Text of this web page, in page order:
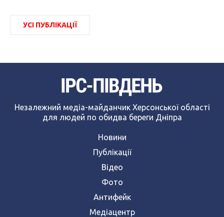
УСІ ПУБЛІКАЦІЇ
Незалежний медіа-майданчик Херсонської області
для людей по обидва береги Дніпра
Новини
Публікації
Відео
Фото
Антифейк
Медіацентр